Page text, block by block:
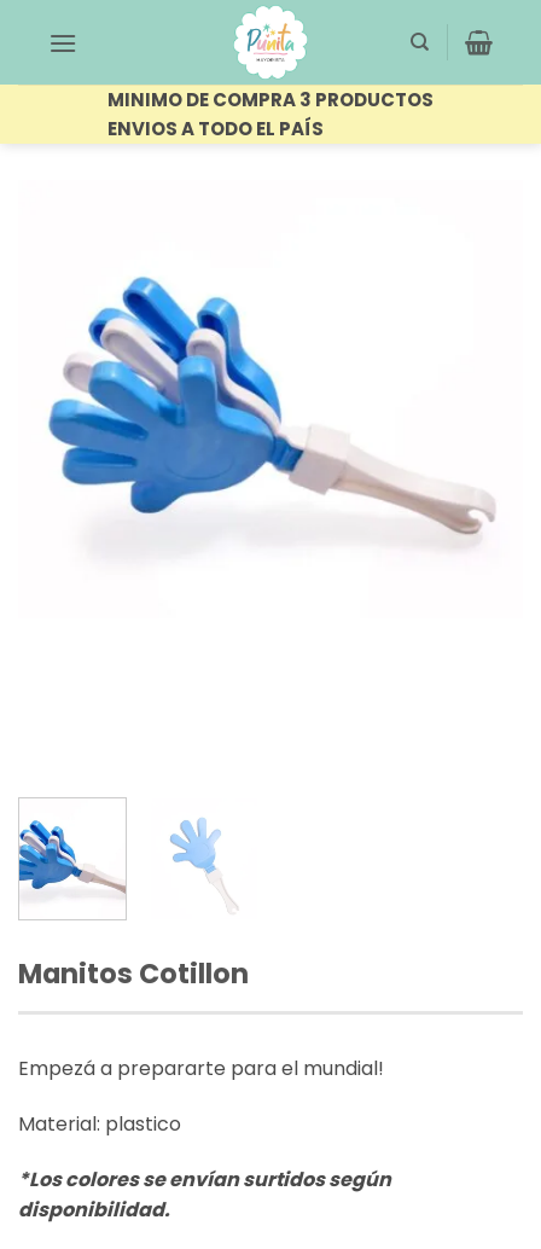
MINIMO DE COMPRA 3 PRODUCTOS
ENVIOS A TODO EL PAÍS
Manitos Cotillon
Empezá a prepararte para el mundial!
Material: plastico
*Los colores se envían surtidos según
disponibilidad.